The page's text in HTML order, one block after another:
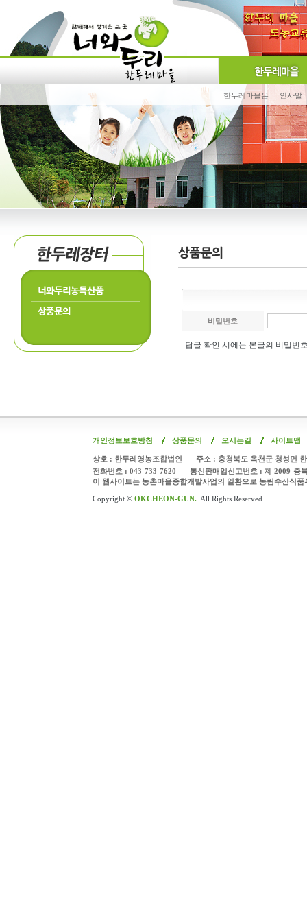
한두레마을은 인사말
너와두리농특산품
상품문의
비밀번호
답글 확인 시에는 본글의 비밀번
개인정보보호방침 상품문의 오시는길 사이트맵
상호 : 한두레영농조합법인
주소 : 충청북도 옥천군 청성면
전화번호 : 043-733-7620
통신판매업신고번호 : 제 2009-충
이 웹사이트는 농촌마을종합개발사업의 일환으로 농림수산식
Copyright © OKCHEON-GUN. All Rights Reserved.